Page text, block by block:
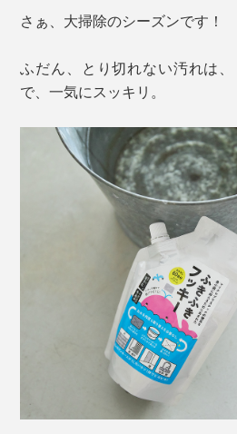
さぁ、大掃除のシーズンです！
ふだん、とり切れない汚れは、
で、一気にスッキリ。